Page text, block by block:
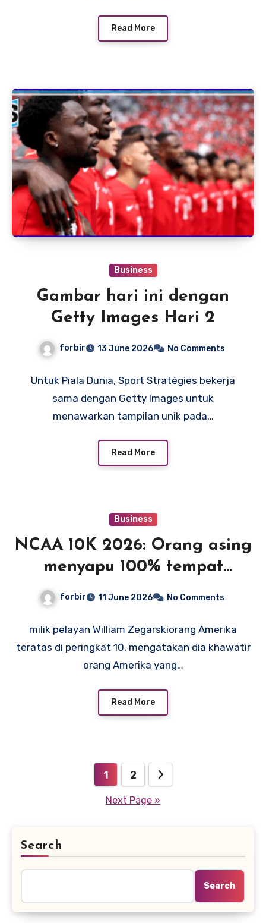
Read More
Business
Gambar hari ini dengan
Getty Images Hari 2
forbir 13 June 2026 No Comments
Untuk Piala Dunia, Sport Stratégies bekerja
sama dengan Getty Images untuk
menawarkan tampilan unik pada…
Read More
Business
NCAA 10K 2026: Orang asing
menyapu 100% tempat
mencetak gol untuk pertama
kalinya dalam sejarah
lintasan putra
forbir 11 June 2026 No Comments
milik pelayan William Zegarskiorang Amerika
teratas di peringkat 10, mengatakan dia khawatir
orang Amerika yang…
Read More
pagination
1 2
Next Page »
Search
Search